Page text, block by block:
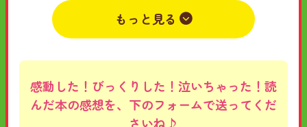
もっと見る
感動した！びっくりした！泣いちゃった！読
んだ本の感想を、下のフォームで送ってくだ
さいね♪